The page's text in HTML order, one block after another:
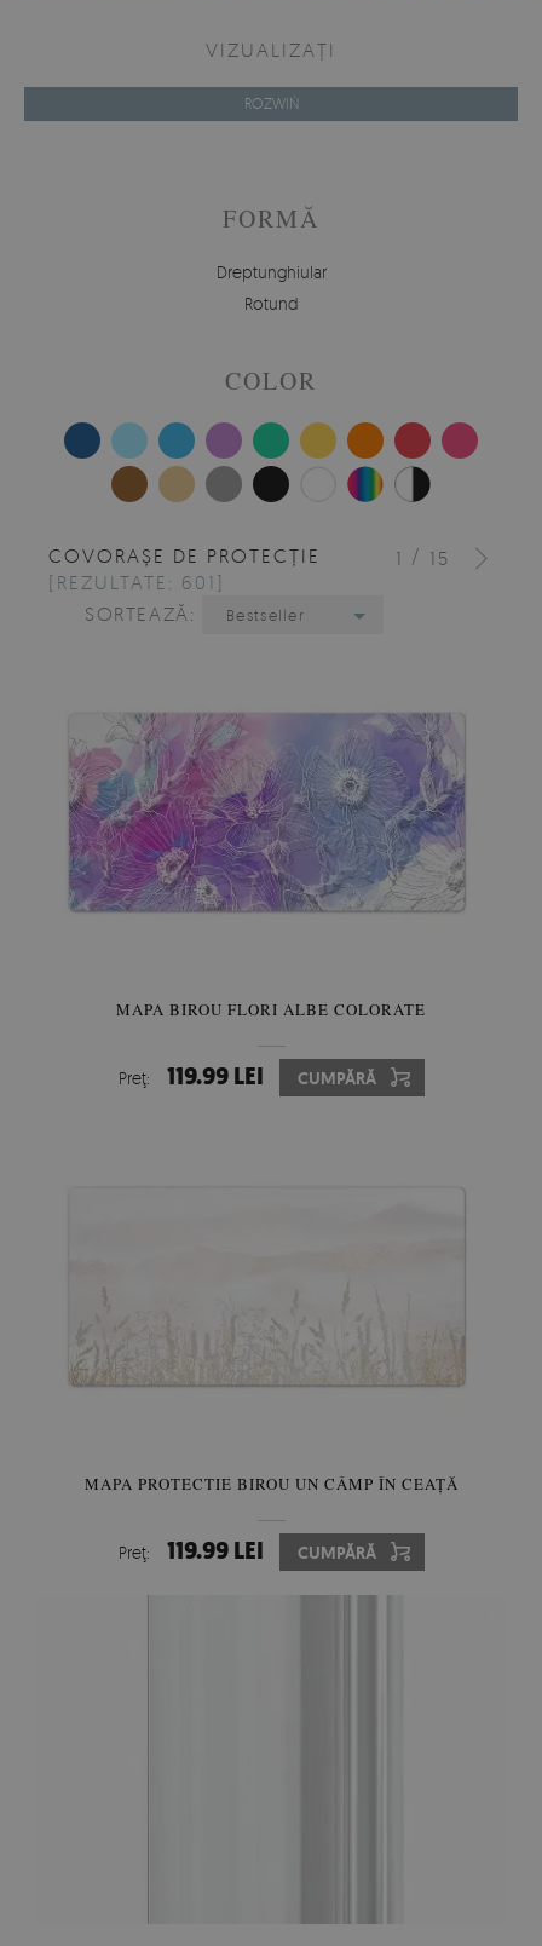
VIZUALIZAȚI
ROZWIŃ
FORMĂ
Dreptunghiular
Rotund
COLOR
1 / 15
COVORAȘE DE PROTECȚIE
[REZULTATE: 601]
SORTEAZĂ:
Bestseller
MAPA BIROU FLORI ALBE COLORATE
Preţ: 119.99 LEI CUMPĂRĂ
MAPA PROTECTIE BIROU UN CÂMP ÎN CEAȚĂ
Preţ: 119.99 LEI CUMPĂRĂ